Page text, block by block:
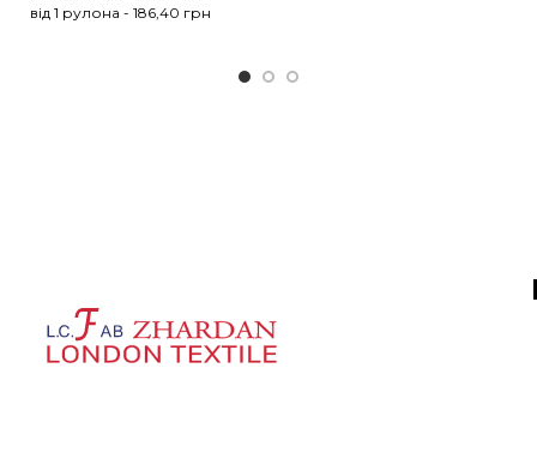
від 1 рулона - 186,40 грн